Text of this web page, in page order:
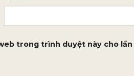
trong trình duyệt này cho